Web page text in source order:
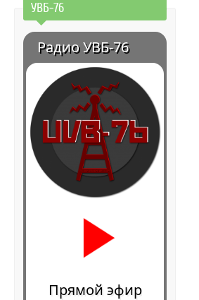
УВБ-76
Радио УВБ-76
Прямой эфир